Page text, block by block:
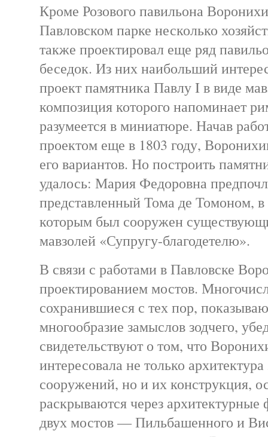
Кроме Розового павильона
Павловском парке несколько
также проектировал еще ряд
беседок. Из них наибольший
проект памятника Павлу I в виде
композиция которого напоминает
разумеется в миниатюре. Начав
проектом еще в 1803 году,
его вариантов. Но построить
удалось: Мария Федоровна
представленный Тома де Томоном, в
которым был сооружен
мавзолей «Супругу-благодетелю».
В связи с работами в Павловске
проектированием мостов.
сохранившиеся с тех пор,
многообразие замыслов зодчего,
свидетельствуют о том, что
интересовала не только
сооружений, но и их конструкция,
раскрываются через
двух мостов — Пильбашенного и